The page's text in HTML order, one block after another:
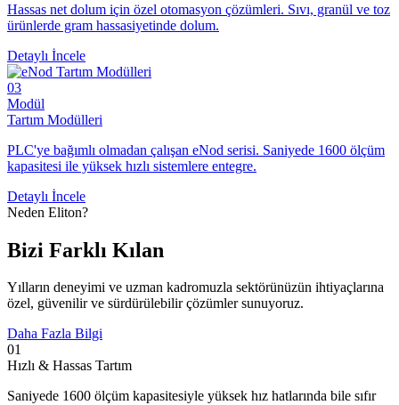
Hassas net dolum için özel otomasyon çözümleri. Sıvı, granül ve toz
ürünlerde gram hassasiyetinde dolum.
Detaylı İncele
03
Modül
Tartım Modülleri
PLC'ye bağımlı olmadan çalışan eNod serisi. Saniyede 1600 ölçüm
kapasitesi ile yüksek hızlı sistemlere entegre.
Detaylı İncele
Neden Eliton?
Bizi Farklı Kılan
Yılların deneyimi ve uzman kadromuzla sektörünüzün ihtiyaçlarına
özel, güvenilir ve sürdürülebilir çözümler sunuyoruz.
Daha Fazla Bilgi
01
Hızlı & Hassas Tartım
Saniyede 1600 ölçüm kapasitesiyle yüksek hız hatlarında bile sıfır